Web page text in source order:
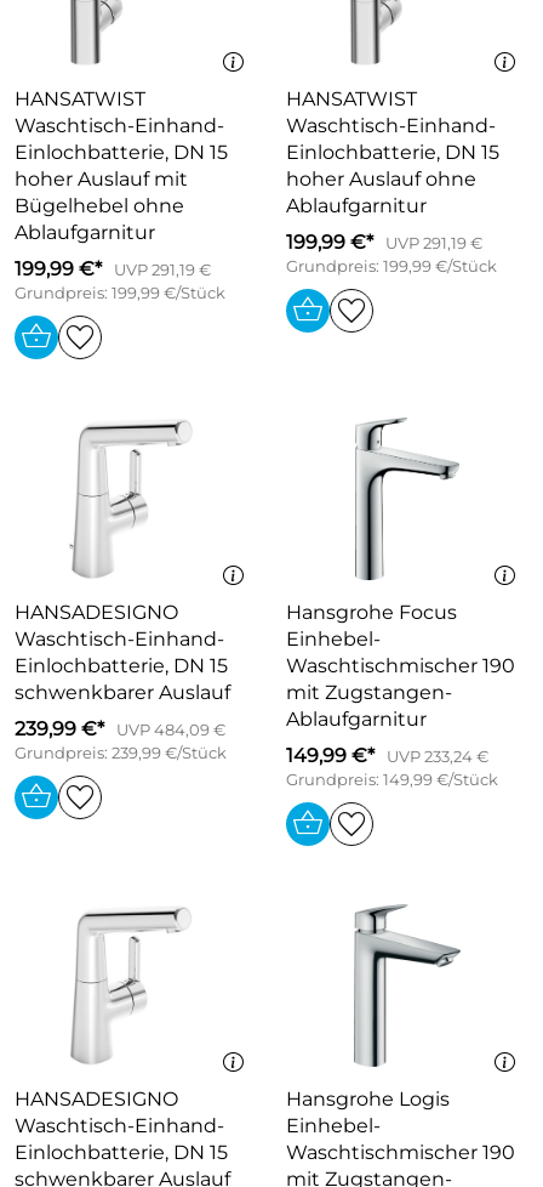
HANSATWIST
Waschtisch-Einhand-
Einlochbatterie, DN 15
hoher Auslauf mit
Bügelhebel ohne
Ablaufgarnitur
199,99 €*
UVP 291,19 €
Grundpreis: 199,99 €/Stück
HANSATWIST
Waschtisch-Einhand-
Einlochbatterie, DN 15
hoher Auslauf ohne
Ablaufgarnitur
199,99 €*
UVP 291,19 €
Grundpreis: 199,99 €/Stück
HANSADESIGNO
Waschtisch-Einhand-
Einlochbatterie, DN 15
schwenkbarer Auslauf
239,99 €*
UVP 484,09 €
Grundpreis: 239,99 €/Stück
Hansgrohe Focus
Einhebel-
Waschtischmischer 190
mit Zugstangen-
Ablaufgarnitur
149,99 €*
UVP 233,24 €
Grundpreis: 149,99 €/Stück
HANSADESIGNO
Waschtisch-Einhand-
Einlochbatterie, DN 15
schwenkbarer Auslauf
Hansgrohe Logis
Einhebel-
Waschtischmischer 190
mit Zugstangen-